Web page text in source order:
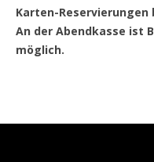
Karten-
An der Abendkasse ist
möglich.